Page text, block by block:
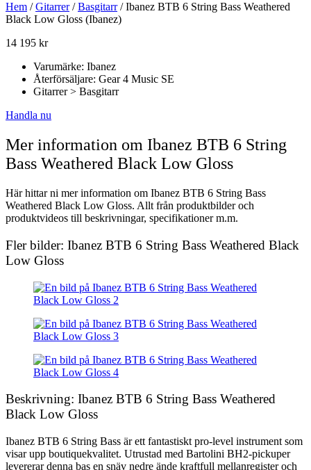
Hem /Gitarrer/Basgitarr/ Ibanez BTB 6 String Bass Weathered
Black Low Gloss (Ibanez)
14 195 kr
Varumärke: Ibanez
Återförsäljare: Gear 4 Music SE
Gitarrer > Basgitarr
Handla nu
Mer information om Ibanez BTB 6 String
Bass Weathered Black Low Gloss
Här hittar ni mer information om Ibanez BTB 6 String Bass
Weathered Black Low Gloss. Allt från produktbilder och
produktvideos till beskrivningar, specifikationer m.m.
Fler bilder: Ibanez BTB 6 String Bass Weathered Black
Low Gloss
Beskrivning: Ibanez BTB 6 String Bass Weathered
Black Low Gloss
Ibanez BTB 6 String Bass är ett fantastiskt pro-level instrument som
visar upp boutiquekvalitet. Utrustad med Bartolini BH2-pickuper
levererar denna bas en snäv nedre ände kraftfull mellanregister och